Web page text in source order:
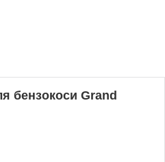
бензокоси Grand